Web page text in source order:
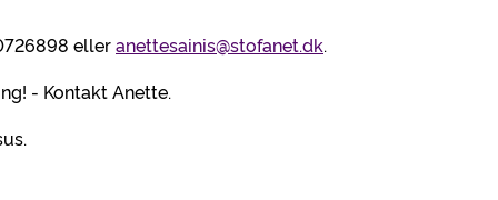
elleranettesainis@stofanet.dk.
- Kontakt Anette.